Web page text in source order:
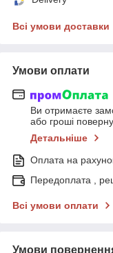
Всі умови доставки
Умови оплати
Ви отримаєте
або гроші
Детальніше
Оплата на
Передоплата ,
Всі умови оплати
Умови